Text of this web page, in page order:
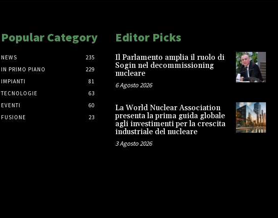
Popular Category
NEWS
235
IN PRIMO PIANO
229
IMPIANTI
81
TECNOLOGIE
63
EVENTI
60
FUSIONE
23
Editor Picks
Il Parlamento amplia il ruolo di
Sogin nel decommissioning
nucleare
6 Agosto 2026
La World Nuclear Association
presenta la prima guida globale
agli investimenti per la crescita
industriale del nucleare
3 Agosto 2026